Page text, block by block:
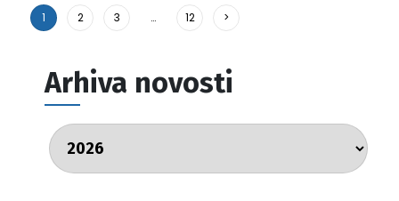
1 2 3 … 12 >
Arhiva novosti